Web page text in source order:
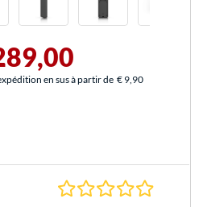
en sus à partir de € 9,90